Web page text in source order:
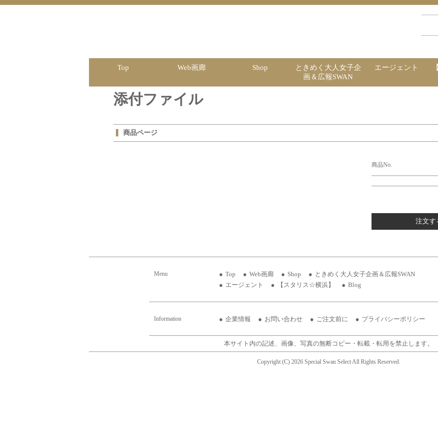
Top Web画廊 Shop
ときめく大人女子企
画＆広報SWAN
エージェント
添付ファイル
商品ページ
商品No.
注文す
Menu Top Web画廊 Shop
ときめく大人女子企画＆広報SWAN
エージェント
【スタリス☆横浜】 Blog
Information 企業情報 お問い合わせ ご注文前に プライバシーポリシー
本サイト内の記述、画像、写真の無断コピー・転載・転用を禁止します。
Copyright (C) 2026 Special Swan Select All Rights Reserved.